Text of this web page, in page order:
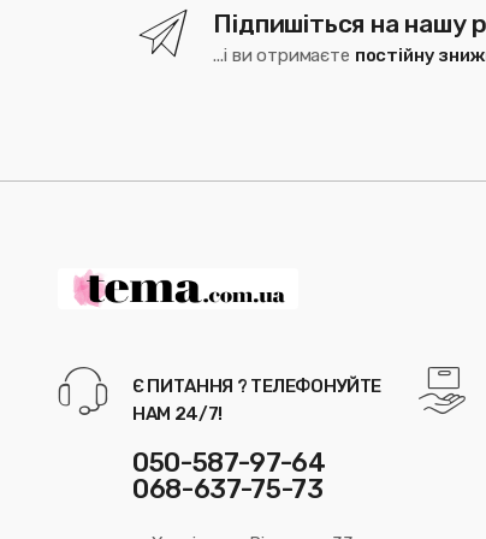
Підпишіться на нашу
...і ви отримаєте постійну
Є ПИТАННЯ ? ТЕЛЕФОНУЙТЕ
НАМ 24/7!
050-587-97-64
068-637-75-73